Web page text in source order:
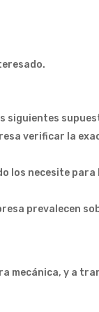
siguientes
verificar la
los necesite para
prevalecen
mecánica, y a